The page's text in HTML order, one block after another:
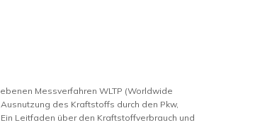
Messverfahren WLTP (Worldwide
des Kraftstoffs durch den Pkw,
Leitfaden über den Kraftstoffverbrauch und